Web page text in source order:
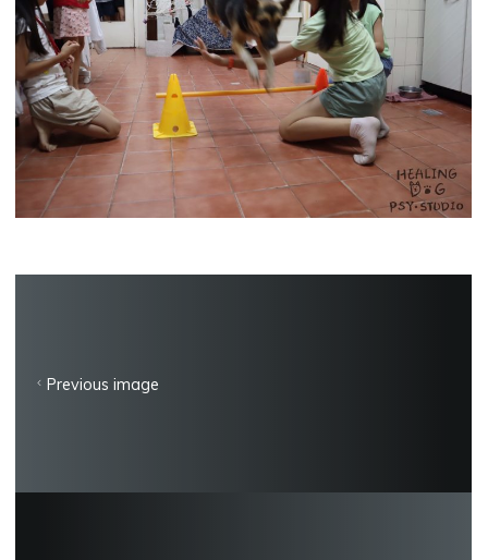
Previous image